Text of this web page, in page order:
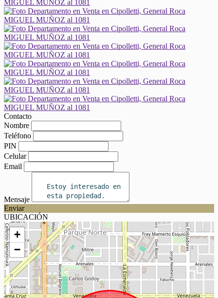
Contacto
Nombre
Teléfono
PIN
Celular
Email
Mensaje
Enviar
UBICACIÓN
+
−